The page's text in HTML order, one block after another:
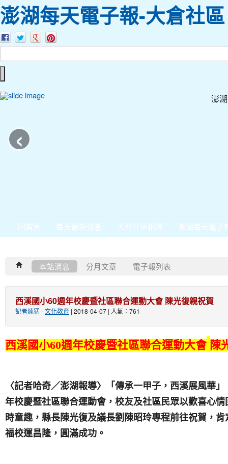
澎湖每天電子報-大倉社區
澎
‹
回首頁 每天最新消息 大倉社區相簿 澎湖每天電子
本站消息 分月文章 電子報列表
西溪國小60週年校慶暨社區聯合運動大會 陳光復親祝賀
記者陳猛-文化教育 | 2018-04-07 | 人氣：761
西溪國小60週年校慶暨社區聯合運動大會 陳
〈記者哈奇／澎湖報導〉「傳承一甲子，西溪展風華
年校慶暨社區聯合運動會，校友及社區民眾以歡喜心情
時童趣，縣長陳光復及議長劉陳昭玲專程前往祝賀，
福校運昌隆，圓滿成功。